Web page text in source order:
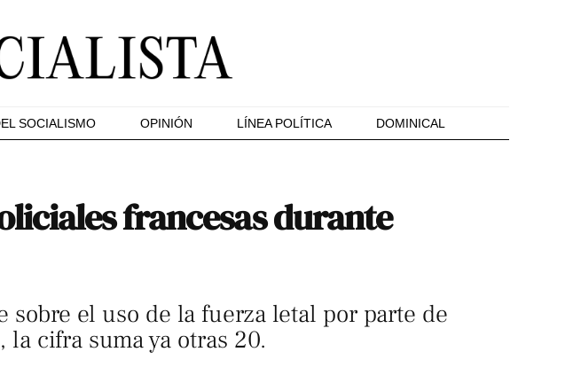
SOCIALISMO OPINIÓN LÍNEA POLÍTICA DOMINICAL
francesas durante
el uso de la fuerza letal por parte de
cifra suma ya otras 20.